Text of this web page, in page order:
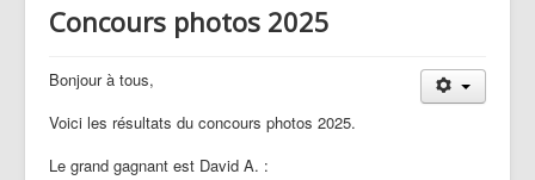
Voler
Nos activités
Gestion des risques
Liens
Concours photos 2025
Bonjour à tous,
Voici les résultats du concours photos 2025.
Le grand gagnant est David A. :